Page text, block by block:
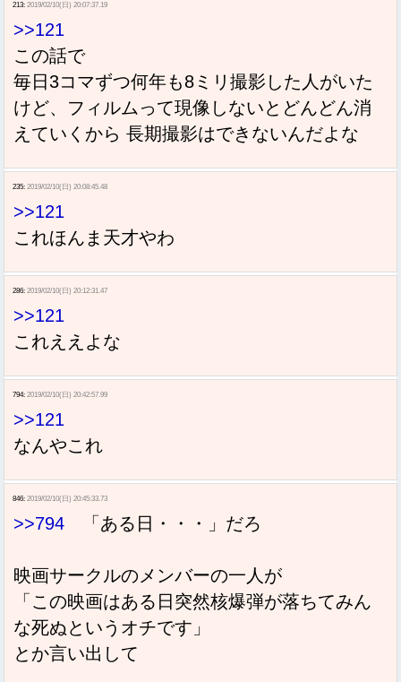
213: 2019/02/10(日) 20:07:37.19
>>121
この話で
毎日3コマずつ何年も8ミリ撮影した人がいた
けど、フィルムって現像しないとどんどん消
えていくから 長期撮影はできないんだよな
235: 2019/02/10(日) 20:08:45.48
>>121
これほんま天才やわ
286: 2019/02/10(日) 20:12:31.47
>>121
これええよな
794: 2019/02/10(日) 20:42:57.99
>>121
なんやこれ
846: 2019/02/10(日) 20:45:33.73
>>794 「ある日・・・」だろ
映画サークルのメンバーの一人が
「この映画はある日突然核爆弾が落ちてみん
な死ぬというオチです」
とか言い出して